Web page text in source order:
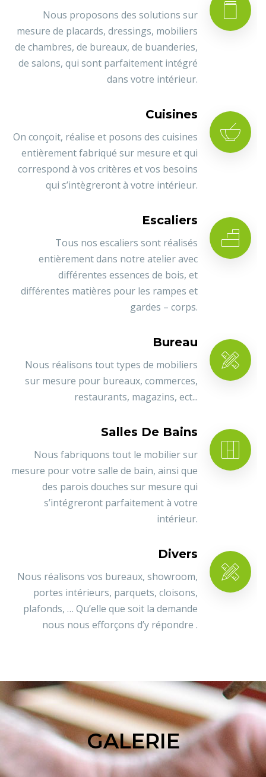
Nous proposons des solutions sur
mesure de placards, dressings, mobiliers
de chambres, de bureaux, de buanderies,
de salons, qui sont parfaitement intégré
dans votre intérieur.
Cuisines
On conçoit, réalise et posons des cuisines
entièrement fabriqué sur mesure et qui
correspond à vos critères et vos besoins
qui s’intègreront à votre intérieur.
Escaliers
Tous nos escaliers sont réalisés
entièrement dans notre atelier avec
différentes essences de bois, et
différentes matières pour les rampes et
gardes – corps.
Bureau
Nous réalisons tout types de mobiliers
sur mesure pour bureaux, commerces,
restaurants, magazins, ect...
Salles De Bains
Nous fabriquons tout le mobilier sur
mesure pour votre salle de bain, ainsi que
des parois douches sur mesure qui
s’intégreront parfaitement à votre
intérieur.
Divers
Nous réalisons vos bureaux, showroom,
portes intérieurs, parquets, cloisons,
plafonds, … Qu’elle que soit la demande
nous nous efforçons d’y répondre .
GALERIE